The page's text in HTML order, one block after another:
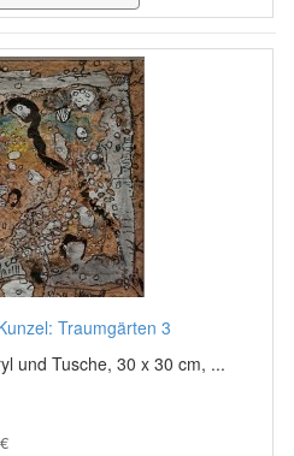
Traumgärten 3
und Tusche, 30 x 30 cm, ...